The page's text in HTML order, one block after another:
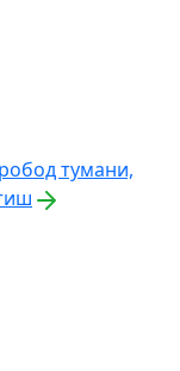
тумани,